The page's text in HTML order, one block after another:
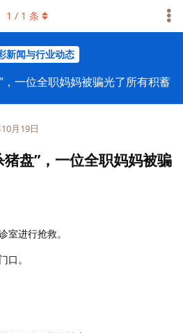
新闻与行业动态
，一位全职妈妈被骗光了所有积蓄
1 / 1 条
月19日
盘”，一位全职妈妈被骗
室进行抢救。
口。